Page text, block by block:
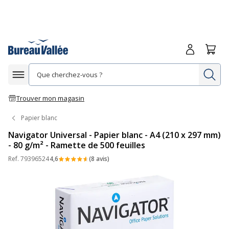
Afficher la navigation
Trouver mon magasin
Me
Papier blanc
Navigator Universal - Papier blanc - A4 (210 x 297 mm)
- 80 g/m² - Ramette de 500 feuilles
Ref. 793965244,6 (8 avis)